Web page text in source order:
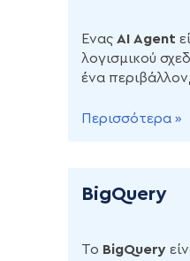
Ένας AI Agent
λογισμικού
ένα
εκτελεί
Περισσότερα »
BigQuery
Το BigQuery